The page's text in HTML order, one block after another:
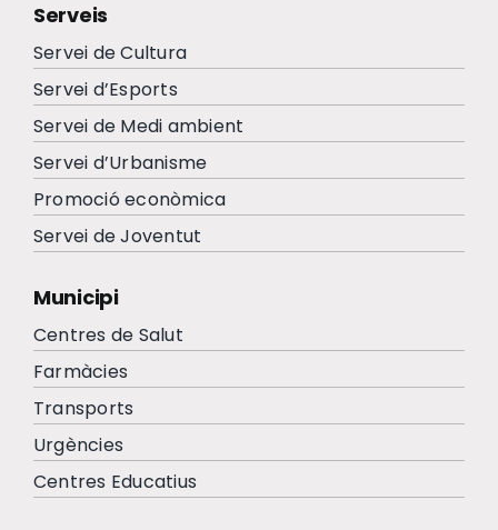
Serveis
Servei de Cultura
Servei d’Esports
Servei de Medi ambient
Servei d’Urbanisme
Promoció econòmica
Servei de Joventut
Municipi
Centres de Salut
Farmàcies
Transports
Urgències
Centres Educatius